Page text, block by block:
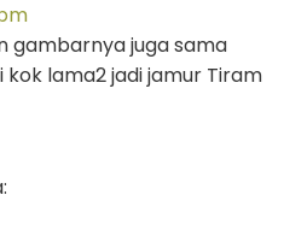
gambarnya juga sama
lama2 jadi jamur Tiram